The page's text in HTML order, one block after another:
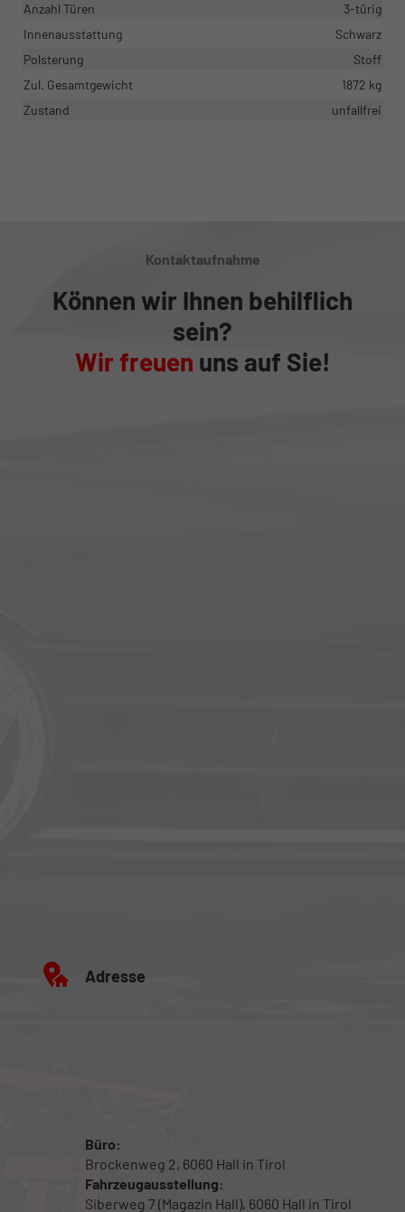
Anzahl Türen
3-türig
Innenausstattung
Schwarz
Polsterung
Stoff
Zul. Gesamtgewicht
1872 kg
Zustand
unfallfrei
Kontaktaufnahme
Können wir Ihnen behilflich
sein?
Wir freuen uns auf Sie!
Adresse
Büro:
Brockenweg 2, 6060 Hall in Tirol
Fahrzeugausstellung:
Siberweg 7 (Magazin Hall), 6060 Hall in Tirol